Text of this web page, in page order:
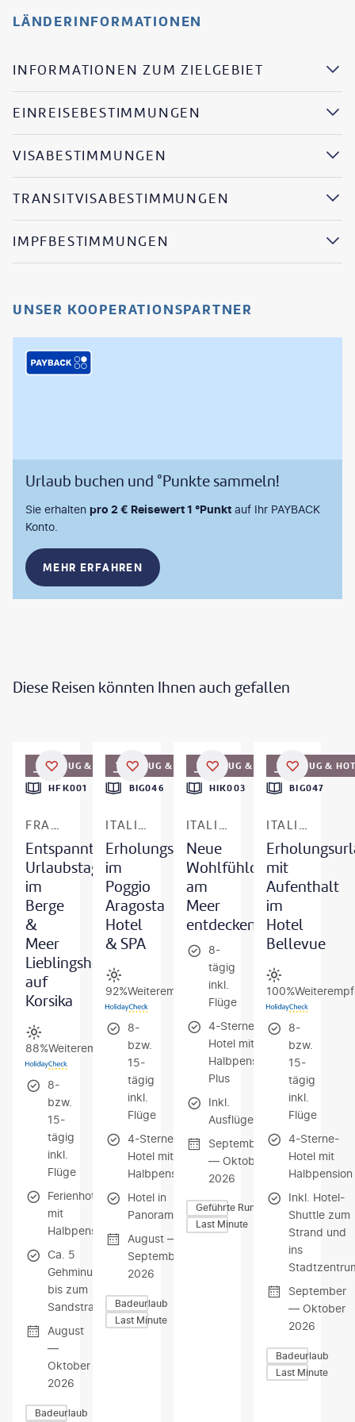
LÄNDERINFORMATIONEN
INFORMATIONEN ZUM ZIELGEBIET
EINREISEBESTIMMUNGEN
VISABESTIMMUNGEN
TRANSITVISABESTIMMUNGEN
IMPFBESTIMMUNGEN
UNSER KOOPERATIONSPARTNER
Urlaub buchen und °Punkte sammeln!
Sie erhalten pro 2 € Reisewert 1 °Punkt auf Ihr PAYBACK
Konto.
MEHR ERFAHREN
Diese Reisen könnten Ihnen auch gefallen
DEAL FLUG & HOTEL
HFK001
FRANKREICH - KORSIKA
Entspannte
Urlaubstage
im
Berge
&
Meer
Lieblingshotel
auf
Korsika
Weiterempfehlung
88%
8-
bzw.
15-
tägig
inkl.
Flüge
Ferienhotel
mit
Halbpension
Ca. 5
Gehminuten
bis zum
Sandstrand
August
—
Oktober
2026
Badeurlaub
FLUG & HOTEL
BIG046
ITALIEN - ISCHIA
Erholungsurlaub
im
Poggio
Aragosta
Hotel
& SPA
Weiterempfehlung
92%
8-
bzw.
15-
tägig
inkl.
Flüge
4-Sterne-
Hotel mit
Halbpension
Hotel in
Panoramalage
August —
September
2026
Badeurlaub
Last Minute
FLUG & HOTEL
HIK003
ITALIEN - KALABRIEN
Neue
Wohlfühloase
am
Meer
entdecken
8-
tägig
inkl.
Flüge
4-Sterne-
Hotel mit
Halbpension
Plus
Inkl.
Ausflüge
September
— Oktober
2026
Geführte Rundreisen
Last Minute
FLUG &
BIG047
ITALIEN - KAMPANIEN
mit
Aufenthalt
im
Hotel
Bellevue
100%
8-
bzw.
15-
tägig
inkl.
Flüge
4-Sterne-
Hotel mit
Halbpension
Inkl. Hotel-
Shuttle zum
Strand und
ins
September
— Oktober
2026
Badeurlaub
Last Minute